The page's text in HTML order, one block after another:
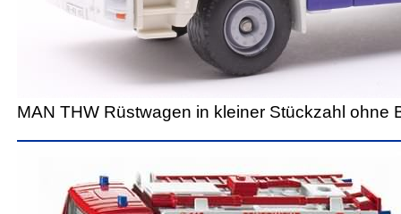
MAN THW Rüstwagen in kleiner Stückzahl ohne